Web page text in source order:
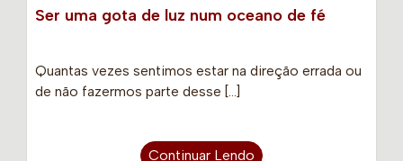
Ser uma gota de luz num oceano de fé
Quantas vezes sentimos estar na direção errada ou
de não fazermos parte desse […]
Continuar Lendo